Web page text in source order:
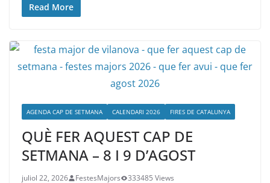
Read More
AGENDA CAP DE SETMANA CALENDARI 2026 FIRES DE CATALUNYA
QUÈ FER AQUEST CAP DE
SETMANA – 8 I 9 D’AGOST
juliol 22, 2026 FestesMajors 333485 Views